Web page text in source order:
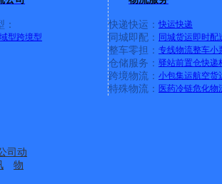
：
型跨境型
快递快运： 快运快递
同城即配： 同城货运即时配
整车零担： 专线物流整车小
仓储服务： 驿站前置仓快递
跨境物流： 小包集运航空货
特殊物流： 医药冷链危化物
司动
物
山庄，天王巷
居时代家园，
二部